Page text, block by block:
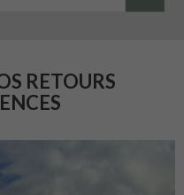
RETOURS